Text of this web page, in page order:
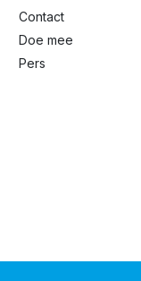
Contact
Doe mee
Pers